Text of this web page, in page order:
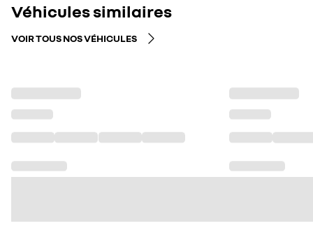
Véhicules similaires
VOIR TOUS NOS VÉHICULES